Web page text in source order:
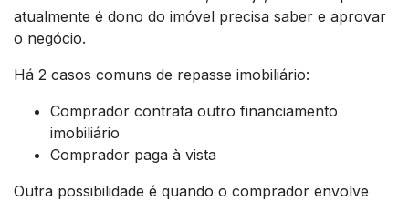
atualmente é dono do imóvel precisa saber e aprovar
o negócio.
Há 2 casos comuns de repasse imobiliário:
Comprador contrata outro financiamento
imobiliário
Comprador paga à vista
Outra possibilidade é quando o comprador envolve